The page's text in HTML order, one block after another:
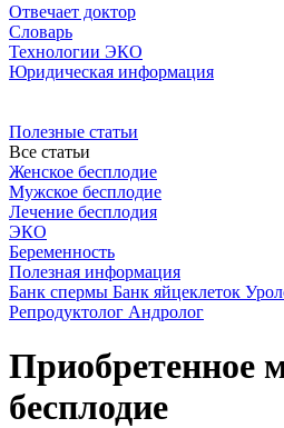
Отвечает доктор
Словарь
Технологии ЭКО
Юридическая информация
Полезные статьи
Все статьи
Женское бесплодие
Мужское бесплодие
Лечение бесплодия
ЭКО
Беременность
Полезная информация
Банк спермы Банк яйцеклеток
Репродуктолог Андролог
Приобретенное
бесплодие